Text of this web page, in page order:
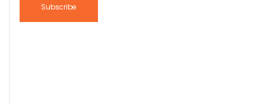
Subscribe